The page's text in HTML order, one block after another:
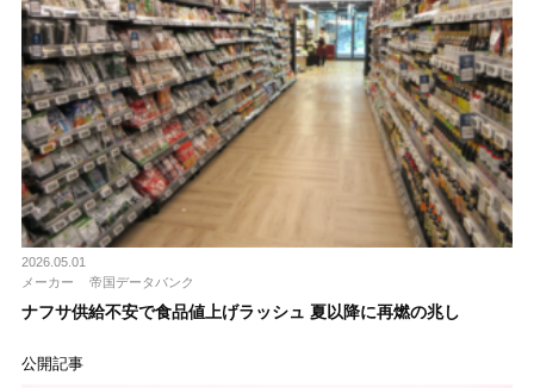
2026.05.01
メーカー
帝国データバンク
ナフサ供給不安で食品値上げラッシュ 夏以降に再燃の兆し
公開記事